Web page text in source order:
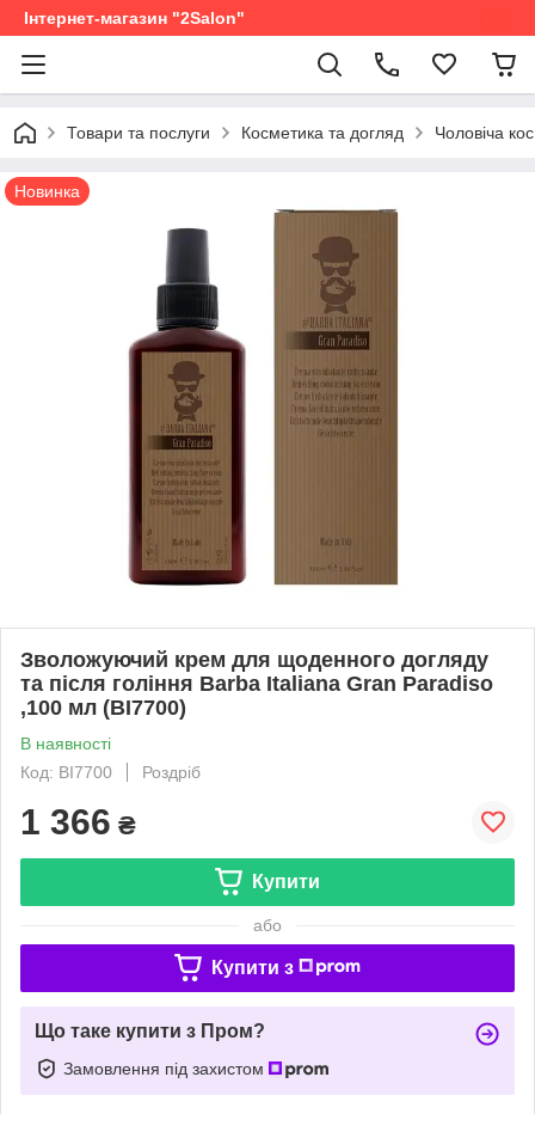
Інтернет-магазин "2Salon"
Товари та послуги Косметика та догляд Чоловіча
Новинка
Зволожуючий крем для щоденного догляду
та після гоління Barba Italiana Gran Paradiso
,100 мл (BI7700)
В наявності
Код: BI7700
Роздріб
1 366 ₴
Купити
або
Купити з
Що таке купити з Пром?
Замовлення під захистом